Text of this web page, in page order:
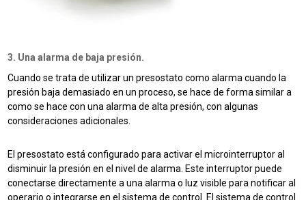
3. Una alarma de baja presión.
Cuando se trata de utilizar un presostato como alarma cuando la
presión baja demasiado en un proceso, se hace de forma similar a
como se hace con una alarma de alta presión, con algunas
consideraciones adicionales.
El presostato está configurado para activar el microinterruptor al
disminuir la presión en el nivel de alarma. Este interruptor puede
conectarse directamente a una alarma o luz visible para notificar al
operario o integrarse en el sistema de control.
El sistema de control